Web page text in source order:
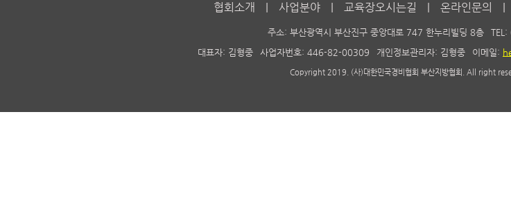
협회소개 사업분야 교육장오시는길 온라인문의
주소: 부산광역시 부산진구 중앙대로 747 한누리빌딩 8층
대표자: 김형중
사업자번호: 446-82-00309 개인정보관리자: 김형중 이메일:
Copyright 2019. (사)대한민국경비협회 부산지방협회. All right